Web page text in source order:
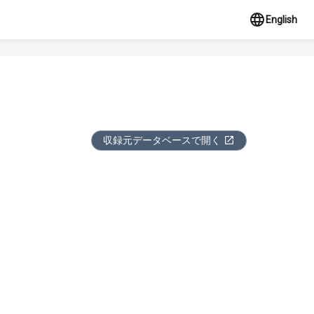
English
収録元データベースで開く